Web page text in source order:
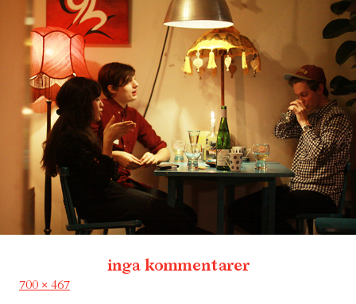
inga kommentarer
Full
700 × 467